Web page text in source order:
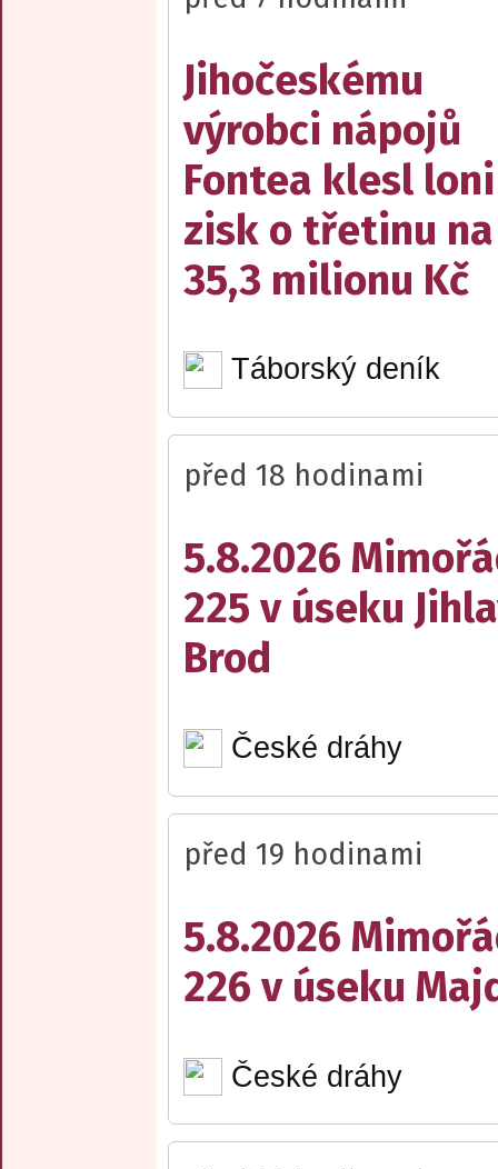
Jihočeskému
výrobci nápojů
Fontea klesl loni
zisk o třetinu na
35,3 milionu Kč
Táborský deník
před 18 hodinami
5.8.2026
225 v úseku
Brod
České dráhy
před 19 hodinami
5.8.2026
226 v úseku
České dráhy